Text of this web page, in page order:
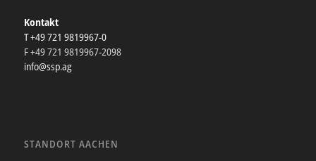
Kontakt
T +49 721 9819967-0
F +49 721 9819967-2098
info@ssp.ag
STANDORT AACHEN